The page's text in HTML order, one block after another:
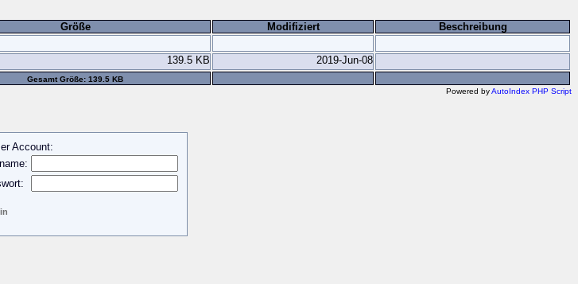
Größe Modifiziert
Beschreibung
139.5 KB 2019-Jun-08
Gesamt Größe: 139.5 KB
Powered byAutoIndex PHP Script
Account: